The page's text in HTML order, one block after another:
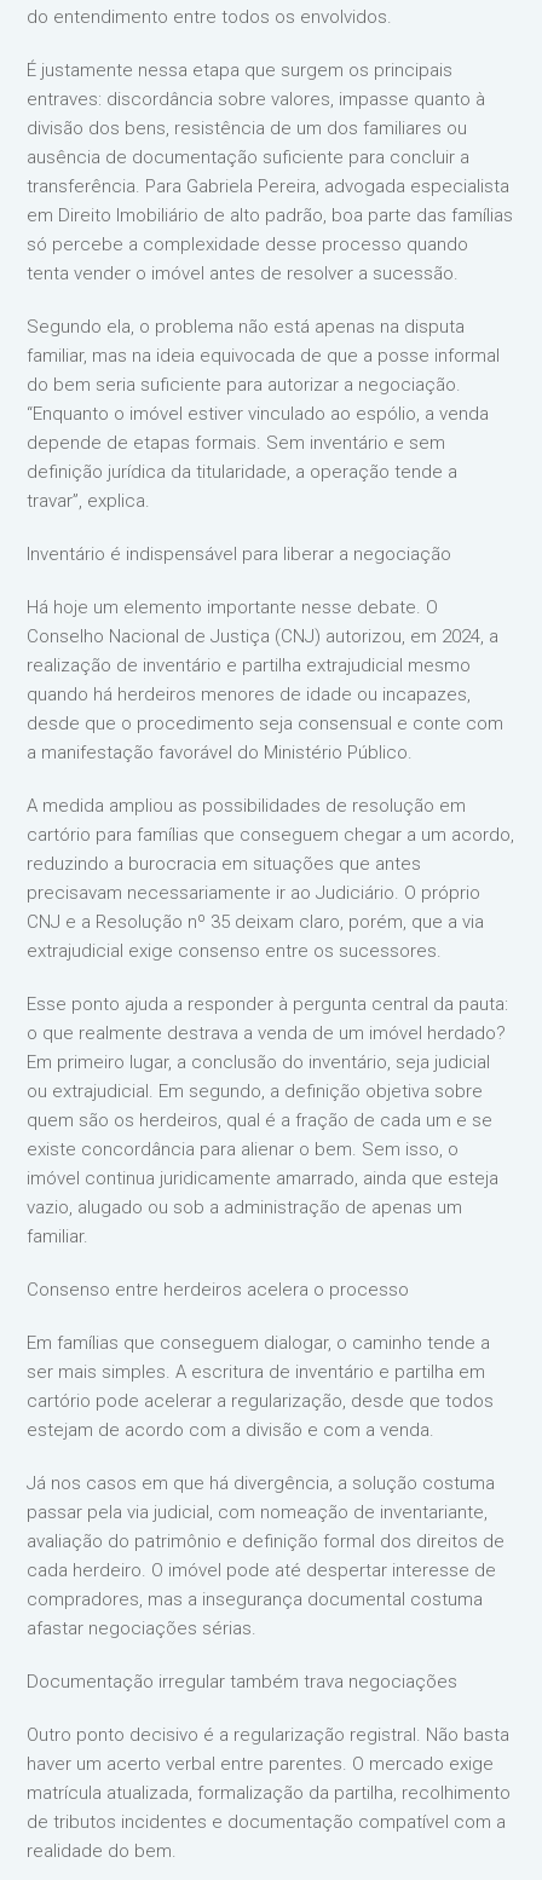
do entendimento entre todos os envolvidos.
É justamente nessa etapa que surgem os principais
entraves: discordância sobre valores, impasse quanto à
divisão dos bens, resistência de um dos familiares ou
ausência de documentação suficiente para concluir a
transferência. Para Gabriela Pereira, advogada especialista
em Direito Imobiliário de alto padrão, boa parte das famílias
só percebe a complexidade desse processo quando
tenta vender o imóvel antes de resolver a sucessão.
Segundo ela, o problema não está apenas na disputa
familiar, mas na ideia equivocada de que a posse informal
do bem seria suficiente para autorizar a negociação.
“Enquanto o imóvel estiver vinculado ao espólio, a venda
depende de etapas formais. Sem inventário e sem
definição jurídica da titularidade, a operação tende a
travar”, explica.
Inventário é indispensável para liberar a negociação
Há hoje um elemento importante nesse debate. O
Conselho Nacional de Justiça (CNJ) autorizou, em 2024, a
realização de inventário e partilha extrajudicial mesmo
quando há herdeiros menores de idade ou incapazes,
desde que o procedimento seja consensual e conte com
a manifestação favorável do Ministério Público.
A medida ampliou as possibilidades de resolução em
cartório para famílias que conseguem chegar a um acordo,
reduzindo a burocracia em situações que antes
precisavam necessariamente ir ao Judiciário. O próprio
CNJ e a Resolução nº 35 deixam claro, porém, que a via
extrajudicial exige consenso entre os sucessores.
Esse ponto ajuda a responder à pergunta central da pauta:
o que realmente destrava a venda de um imóvel herdado?
Em primeiro lugar, a conclusão do inventário, seja judicial
ou extrajudicial. Em segundo, a definição objetiva sobre
quem são os herdeiros, qual é a fração de cada um e se
existe concordância para alienar o bem. Sem isso, o
imóvel continua juridicamente amarrado, ainda que esteja
vazio, alugado ou sob a administração de apenas um
familiar.
Consenso entre herdeiros acelera o processo
Em famílias que conseguem dialogar, o caminho tende a
ser mais simples. A escritura de inventário e partilha em
cartório pode acelerar a regularização, desde que todos
estejam de acordo com a divisão e com a venda.
Já nos casos em que há divergência, a solução costuma
passar pela via judicial, com nomeação de inventariante,
avaliação do patrimônio e definição formal dos direitos de
cada herdeiro. O imóvel pode até despertar interesse de
compradores, mas a insegurança documental costuma
afastar negociações sérias.
Documentação irregular também trava negociações
Outro ponto decisivo é a regularização registral. Não basta
haver um acerto verbal entre parentes. O mercado exige
matrícula atualizada, formalização da partilha, recolhimento
de tributos incidentes e documentação compatível com a
realidade do bem.